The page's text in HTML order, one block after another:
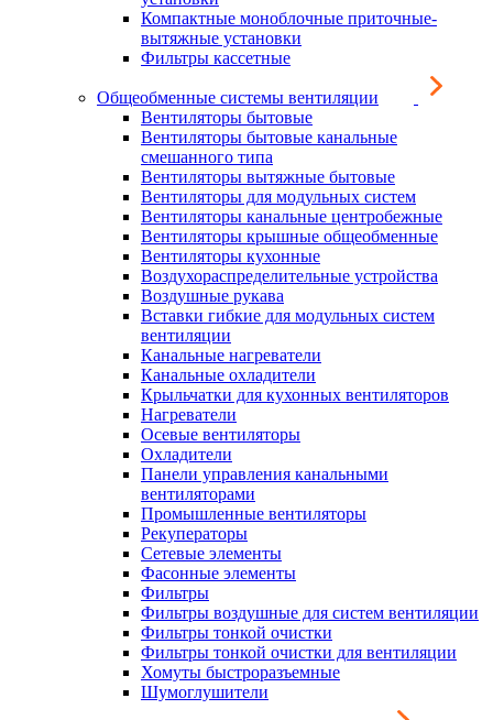
Компактные моноблочные приточные-
вытяжные установки
Фильтры кассетные
Общеобменные системы вентиляции
Вентиляторы бытовые
Вентиляторы бытовые канальные
смешанного типа
Вентиляторы вытяжные бытовые
Вентиляторы для модульных систем
Вентиляторы канальные центробежные
Вентиляторы крышные общеобменные
Вентиляторы кухонные
Воздухораспределительные устройства
Воздушные рукава
Вставки гибкие для модульных систем
вентиляции
Канальные нагреватели
Канальные охладители
Крыльчатки для кухонных вентиляторов
Нагреватели
Осевые вентиляторы
Охладители
Панели управления канальными
вентиляторами
Промышленные вентиляторы
Рекуператоры
Сетевые элементы
Фасонные элементы
Фильтры
Фильтры воздушные для систем вентиляции
Фильтры тонкой очистки
Фильтры тонкой очистки для вентиляции
Хомуты быстроразъемные
Шумоглушители